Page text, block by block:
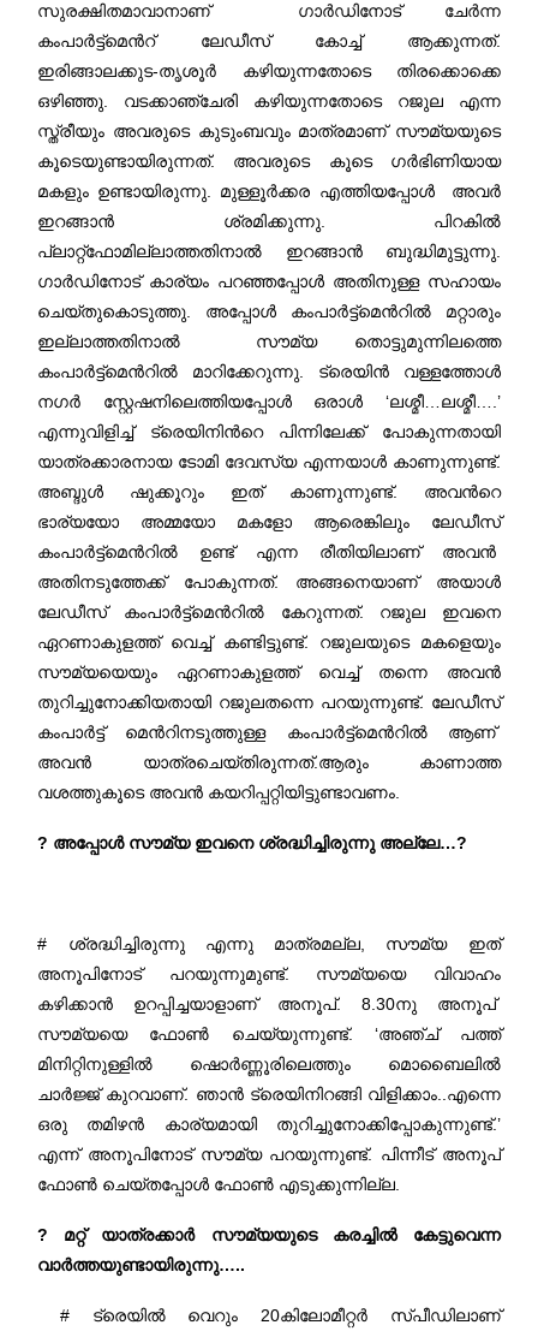
സുരക്ഷിതമാവാനാണ് ഗാർഡിനോട് ചേർന്ന
കംപാർട്ട്മെന്‍റ് ലേഡീസ് കോച്ച് ആക്കുന്നത്.
ഇരിങ്ങാലക്കുട-തൃശൂർ കഴിയുന്നതോടെ തിരക്കൊക്കെ
ഒഴിഞ്ഞു. വടക്കാഞ്ചേരി കഴിയുന്നതോടെ റജുല എന്ന
സ്ത്രീയും അവരുടെ കുടുംബവും മാത്രമാണ് സൗമ്യയുടെ
കൂടെയുണ്ടായിരുന്നത്. അവരുടെ കൂടെ ഗർഭിണിയായ
മകളും ഉണ്ടായിരുന്നു. മുള്ളൂർക്കര എത്തിയപ്പോൾ അവർ
ഇറങ്ങാൻ ശ്രമിക്കുന്നു. പിറകിൽ
പ്ലാറ്റ്ഫോമില്ലാത്തതിനാൽ ഇറങ്ങാൻ ബുദ്ധിമുട്ടുന്നു.
ഗാർഡിനോട് കാര്യം പറഞ്ഞപ്പോൾ അതിനുള്ള സഹായം
ചെയ്തുകൊടുത്തു. അപ്പോൾ കംപാർട്ട്മെന്‍റിൽ മറ്റാരും
ഇല്ലാത്തതിനാൽ സൗമ്യ തൊട്ടുമുന്നിലത്തെ
കംപാർട്ട്മെന്‍റിൽ മാറിക്കേറുന്നു. ട്രെയിൻ വള്ളത്തോൾ
നഗർ സ്റ്റേഷനിലെത്തിയപ്പോൾ ഒരാൾ ‘ലശ്മീ…ലശ്മീ….’
എന്നുവിളിച്ച് ട്രെയിനിന്‍റെ പിന്നിലേക്ക് പോകുന്നതായി
യാത്രക്കാരനായ ടോമി ദേവസ്യ എന്നയാൾ കാണുന്നുണ്ട്.
അബ്ദുൾ ഷുക്കൂറും ഇത് കാണുന്നുണ്ട്. അവന്‍റെ
ഭാര്യയോ അമ്മയോ മകളോ ആരെങ്കിലും ലേഡീസ്
കംപാർട്ട്മെന്‍റിൽ ഉണ്ട് എന്ന രീതിയിലാണ് അവൻ
അതിനടുത്തേക്ക് പോകുന്നത്. അങ്ങനെയാണ് അയാൾ
ലേഡീസ് കംപാർട്ട്മെന്‍റിൽ കേറുന്നത്. റജുല ഇവനെ
ഏറണാകുളത്ത് വെച്ച് കണ്ടിട്ടുണ്ട്. റജുലയുടെ മകളെയും
സൗമ്യയെയും ഏറണാകുളത്ത് വെച്ച് തന്നെ അവൻ
തുറിച്ചുനോക്കിയതായി റജുലതന്നെ പറയുന്നുണ്ട്. ലേഡീസ്
കംപാർട്ട് മെന്‍റിനടുത്തുള്ള കംപാർട്ട്മെന്‍റിൽ ആണ്
അവൻ യാത്രചെയ്തിരുന്നത്.ആരും കാണാത്ത
വശത്തുകൂടെ അവൻ കയറിപ്പറ്റിയിട്ടുണ്ടാവണം.
? അപ്പോൾ സൗമ്യ ഇവനെ ശ്രദ്ധിച്ചിരുന്നു അല്ലേ…?
# ശ്രദ്ധിച്ചിരുന്നു എന്നു മാത്രമല്ല, സൗമ്യ ഇത്
അനൂപിനോട് പറയുന്നുമുണ്ട്. സൗമ്യയെ വിവാഹം
കഴിക്കാൻ ഉറപ്പിച്ചയാളാണ് അനൂപ്. 8.30നു അനൂപ്
സൗമ്യയെ ഫോൺ ചെയ്യുന്നുണ്ട്. ‘അഞ്ച് പത്ത്
മിനിറ്റിനുള്ളിൽ ഷൊർണ്ണൂരിലെത്തും മൊബൈലിൽ
ചാർജ്ജ് കുറവാണ്. ഞാൻ ട്രെയിനിറങ്ങി വിളിക്കാം..എന്നെ
ഒരു തമിഴൻ കാര്യമായി തുറിച്ചുനോക്കിപ്പോകുന്നുണ്ട്.’
എന്ന് അനൂപിനോട് സൗമ്യ പറയുന്നുണ്ട്. പിന്നീട് അനൂപ്
ഫോൺ ചെയ്തപ്പോൾ ഫോൺ എടുക്കുന്നില്ല.
? മറ്റ് യാത്രക്കാർ സൗമ്യയുടെ കരച്ചിൽ കേട്ടുവെന്ന
വാർത്തയുണ്ടായിരുന്നു…..
# ട്രെയിൽ വെറും 20കിലോമീറ്റർ സ്പീഡിലാണ്